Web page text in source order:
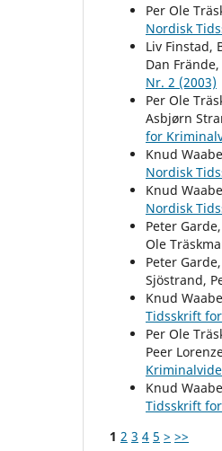
Per Ole
Nordisk
Liv Finstad,
Dan
Nr. 2 (2003)
Per Ole
Asbjørn
for
Knud
Nordisk
Knud
Nordisk
Peter
Ole
Peter
Sjöstrand,
Knud
Tidsskrift
Per Ole
Peer
Knud
Tidsskrift
1 2 3 4 5 > >>